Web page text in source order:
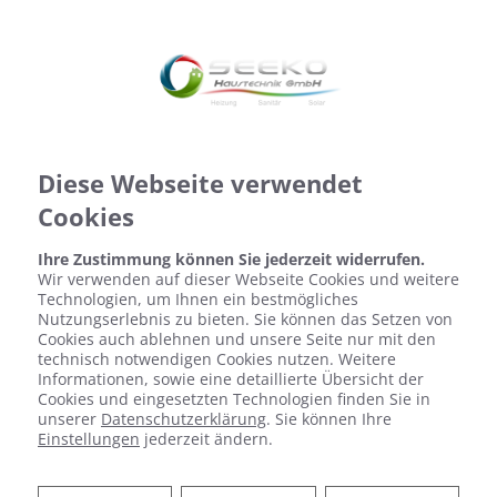
Diese Webseite verwendet
Cookies
Ihre Zustimmung können Sie jederzeit widerrufen.
Wir verwenden auf dieser Webseite Cookies und weitere
Technologien, um Ihnen ein bestmögliches
Nutzungserlebnis zu bieten. Sie können das Setzen von
Cookies auch ablehnen und unsere Seite nur mit den
technisch notwendigen Cookies nutzen. Weitere
Informationen, sowie eine detaillierte Übersicht der
Cookies und eingesetzten Technologien finden Sie in
unserer Datenschutzerklärung. Sie können Ihre
Einstellungen jederzeit ändern.